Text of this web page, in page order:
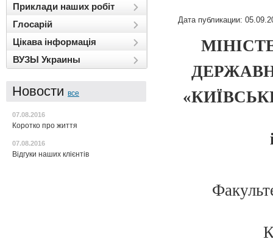
Приклади наших робіт
Глосарій
Цікава інформація
ВУЗЫ Украины
Новости все
07.08.2016
Коротко про життя
07.08.2016
Відгуки наших клієнтів
Дата публикации: